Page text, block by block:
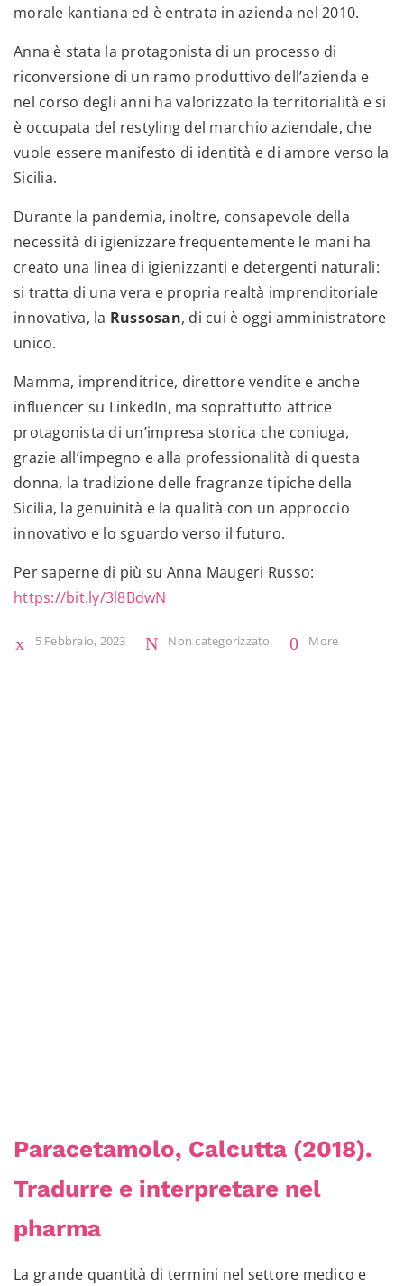
morale kantiana ed è entrata in azienda nel 2010.
Anna è stata la protagonista di un processo di
riconversione di un ramo produttivo dell’azienda e
nel corso degli anni ha valorizzato la territorialità e si
è occupata del restyling del marchio aziendale, che
vuole essere manifesto di identità e di amore verso la
Sicilia.
Durante la pandemia, inoltre, consapevole della
necessità di igienizzare frequentemente le mani ha
creato una linea di igienizzanti e detergenti naturali:
si tratta di una vera e propria realtà imprenditoriale
innovativa, la Russosan, di cui è oggi amministratore
unico.
Mamma, imprenditrice, direttore vendite e anche
influencer su LinkedIn, ma soprattutto attrice
protagonista di un’impresa storica che coniuga,
grazie all’impegno e alla professionalità di questa
donna, la tradizione delle fragranze tipiche della
Sicilia, la genuinità e la qualità con un approccio
innovativo e lo sguardo verso il futuro.
Per saperne di più su Anna Maugeri Russo:
https://bit.ly/3l8BdwN
5 Febbraio, 2023 Non categorizzato More
Paracetamolo, Calcutta (2018).
Tradurre e interpretare nel
pharma
La grande quantità di termini nel settore medico e